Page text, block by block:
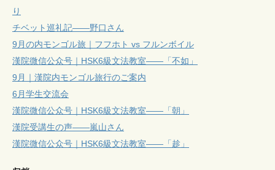
り
チベット巡礼記——野口さん
9月の内モンゴル旅｜フフホト vs フルンボイル
漢院微信公众号｜HSK6級文法教室——「不如」
9月｜漢院内モンゴル旅行のご案内
6月学生交流会
漢院微信公众号｜HSK6級文法教室——「朝」
漢院受講生の声——嵐山さん
漢院微信公众号｜HSK6級文法教室——「趁」